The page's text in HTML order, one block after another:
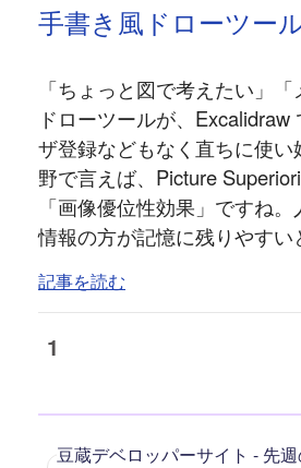
手書き風ドローツー
「ちょっと図で考えたい」
ドローツールが、
ザ登録などもなく直ちに使
野で言えば、Picture
「画像優位性効果」ですね
情報の方が記憶に残りやす
記事を読む
1
豆蔵デベロッパーサイト - 先